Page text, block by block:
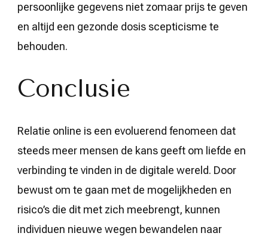
persoonlijke gegevens niet zomaar prijs te geven
en altijd een gezonde dosis scepticisme te
behouden.
Conclusie
Relatie online is een evoluerend fenomeen dat
steeds meer mensen de kans geeft om liefde en
verbinding te vinden in de digitale wereld. Door
bewust om te gaan met de mogelijkheden en
risico’s die dit met zich meebrengt, kunnen
individuen nieuwe wegen bewandelen naar